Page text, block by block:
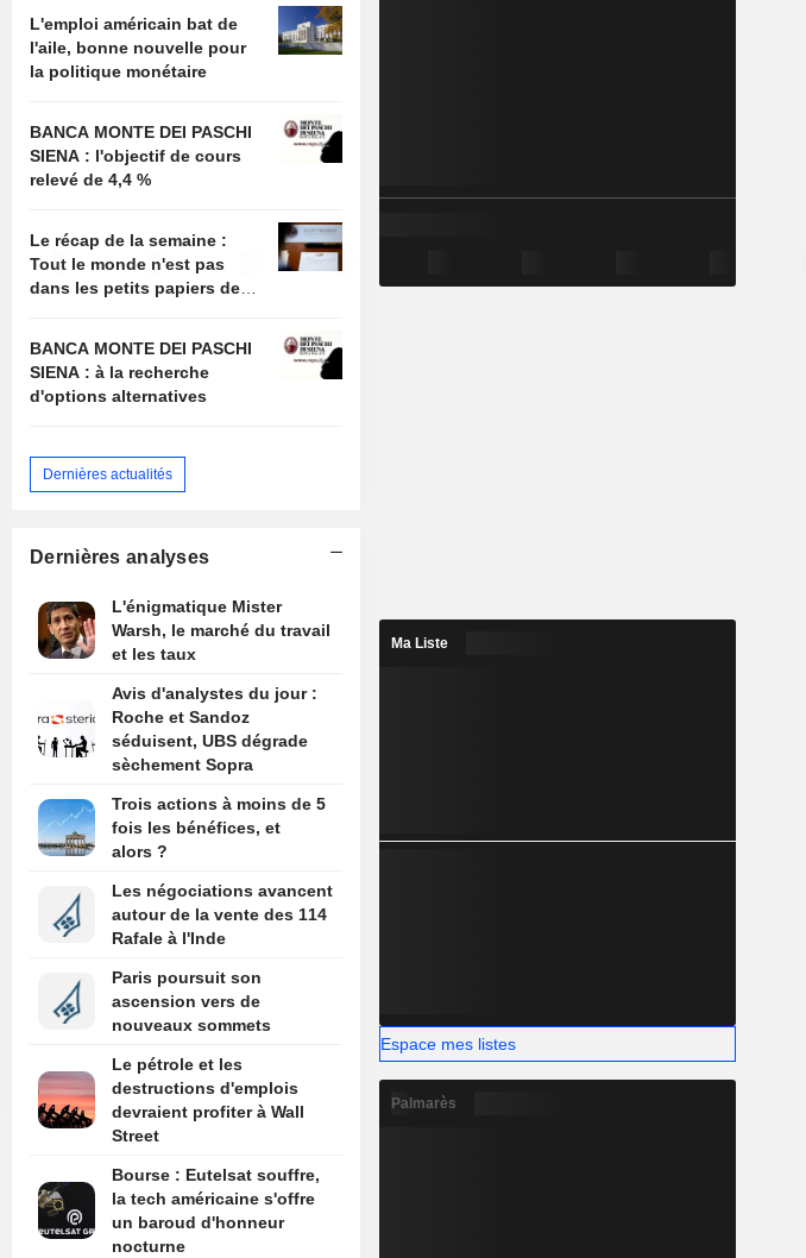
L'emploi américain bat de
l'aile, bonne nouvelle pour
la politique monétaire
BANCA MONTE DEI PASCHI
SIENA : l'objectif de cours
relevé de 4,4 %
Le récap de la semaine :
Tout le monde n'est pas
dans les petits papiers de
BANCA MONTE DEI PASCHI
SIENA : à la recherche
d'options alternatives
Dernières actualités
Dernières analyses
L'énigmatique Mister
Warsh, le marché du travail
et les taux
Avis d'analystes du jour :
Roche et Sandoz
séduisent, UBS dégrade
sèchement Sopra
Trois actions à moins de 5
fois les bénéfices, et
alors ?
Les négociations avancent
autour de la vente des 114
Rafale à l'Inde
Paris poursuit son
ascension vers de
nouveaux sommets
Le pétrole et les
destructions d'emplois
devraient profiter à Wall
Street
Bourse : Eutelsat souffre,
la tech américaine s'offre
un baroud d'honneur
nocturne
Ma Liste
Espace mes listes
Palmarès